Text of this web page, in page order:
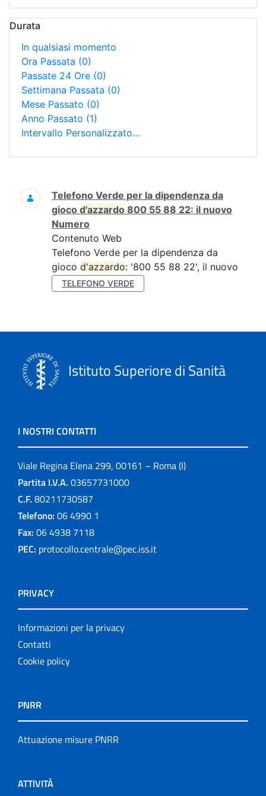
Durata
In qualsiasi momento
Ora Passata (0)
Passate 24 Ore (0)
Settimana Passata (0)
Mese Passato (0)
Anno Passato (1)
Intervallo Personalizzato…
Ricerca
Telefono Verde per la dipendenza da
gioco d'azzardo 800 55 88 22: il nuovo
Numero
Contenuto Web
Telefono Verde per la dipendenza da
gioco d'azzardo: '800 55 88 22', il nuovo
TELEFONO VERDE
Istituto Superiore di Sanità
I NOSTRI CONTATTI
Viale Regina Elena 299, 00161 – Roma (I)
Partita I.V.A. 03657731000
C.F. 80211730587
Telefono: 06 4990 1
Fax: 06 4938 7118
PEC: protocollo.centrale@pec.iss.it
PRIVACY
Informazioni per la privacy
Contatti
Cookie policy
PNRR
Attuazione misure PNRR
ATTIVITÀ